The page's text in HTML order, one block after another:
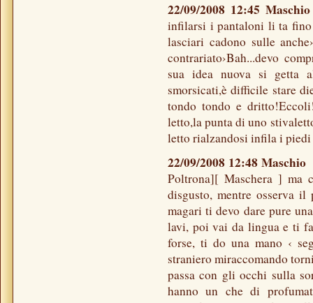
22/09/2008 12:45
infilarsi i pantaloni li ta fino
lasciari cadono sulle
contrariato›Bah...devo
sua idea nuova si getta
smorsicati,è difficile stare
tondo tondo e
letto,la punta di uno
letto rialzandosi infila i piedi
22/09/2008 12:48
Poltrona][ Maschera ] ma
disgusto, mentre osserva
magari ti devo dare pure
lavi, poi vai da lingua e ti
forse, ti do una mano ‹
straniero miraccomando
passa con gli occhi sulla
hanno un che di